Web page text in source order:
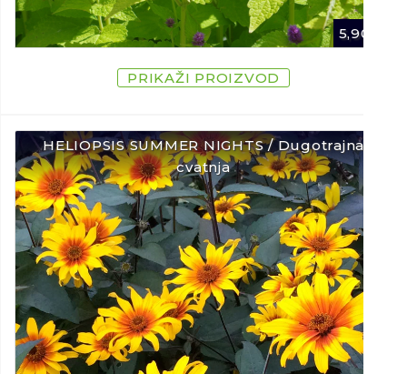
5,90
PRIKAŽI PROIZVOD
HELIOPSIS SUMMER NIGHTS / Dugotrajna
cvatnja